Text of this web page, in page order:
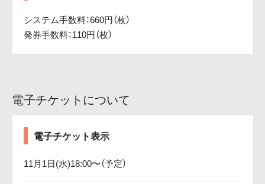
システム手数料：660円（枚）
発券手数料：110円（枚）
電子チケットについて
電子チケット表示
11月1日(水)18:00〜（予定）